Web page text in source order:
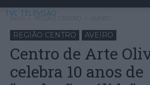
TVC TELEVISÃO
Início REGIÃO CENTRO
REGIÃO CENTRO AVEIRO
Centro de Arte
celebra 10 anos de